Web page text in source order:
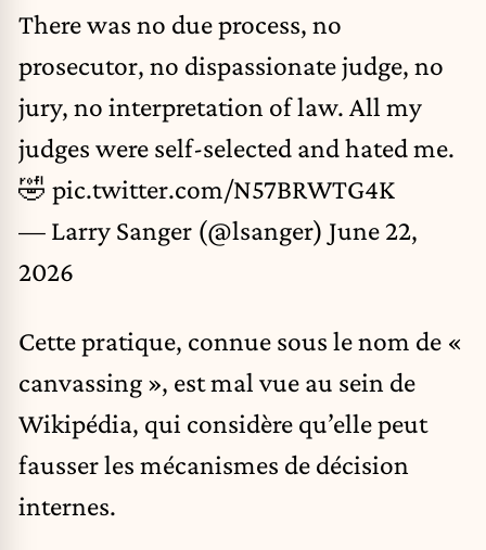
There was no due process, no
prosecutor, no dispassionate judge, no
jury, no interpretation of law. All my
judges were self-selected and hated me.
🤣 pic.twitter.com/N57BRWTG4K
— Larry Sanger (@lsanger) June 22,
2026
Cette pratique, connue sous le nom de «
canvassing », est mal vue au sein de
Wikipédia, qui considère qu’elle peut
fausser les mécanismes de décision
internes.